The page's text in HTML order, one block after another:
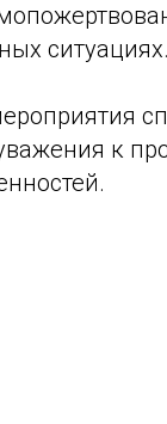
ситуациях.
к